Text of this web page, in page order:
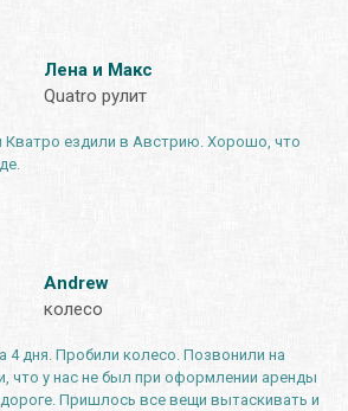
Лена и Макс
Quatro рулит
Кватро ездили в Австрию. Хорошо, что
Andrew
колесо
4 дня. Пробили колесо. Позвонили на
что у нас не был при оформлении аренды
Пришлось все вещи вытаскивать и